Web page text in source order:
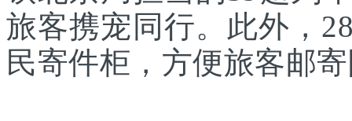
旅客携宠同行。此外，
民寄件柜，方便旅客邮